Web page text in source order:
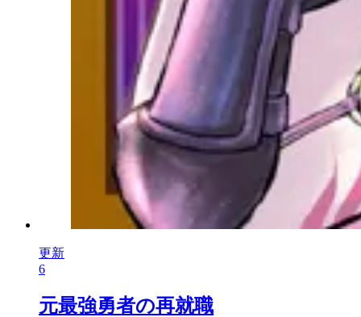
更新
6
元最強勇者の再就職